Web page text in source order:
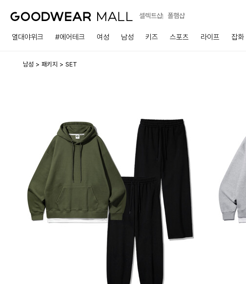
셀렉트샵 폴햄샵
열대야위크 #에어테크 여성 남성 키즈 스포츠 라이프 잡화
남성 패키지 SET